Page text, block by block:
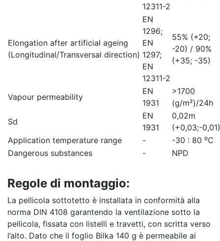
12311-2
Elongation after artificial ageing
(Longitudinal/Transversal direction)
EN
1296;
EN
1297;
EN
12311-2
55% (+20;
-20) / 90%
(+35; -35)
Vapour permeability
EN
1931
>1700
(g/m²)/24h
Sd
EN
1931
0,02m
(+0,03;-0,01)
Application temperature range
-
-30 : 80 ⁰C
Dangerous substances
- NPD
Regole di montaggio:
La pellicola sottotetto è installata in conformità alla
norma DIN 4108 garantendo la ventilazione sotto la
pellicola, fissata con listelli e travetti, con scritta verso
l’alto. Dato che il foglio Bilka 140 g è permeabile ai